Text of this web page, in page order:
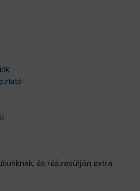
és részesüljön extra